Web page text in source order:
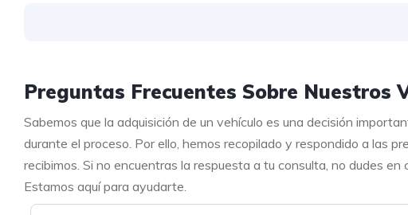
Preguntas Frecuentes Sobre Nuestros
Sabemos que la adquisición de un vehículo es una decisión
durante el proceso. Por ello, hemos recopilado y respondido a las
recibimos. Si no encuentras la respuesta a tu consulta, no dudes
Estamos aquí para ayudarte.